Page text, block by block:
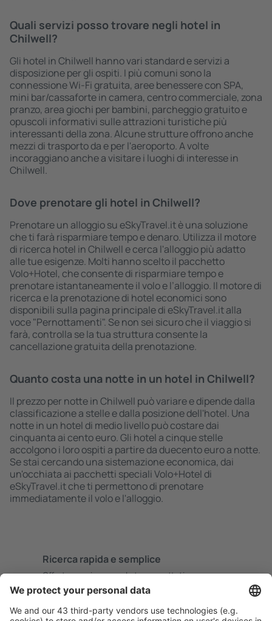
Quali servizi posso trovare negli hotel in
Chilwell?
Gli hotel in Chilwell hanno vari standard e servizi a
disposizione per gli ospiti. I più comuni sono la
connessione Wi-Fi gratuita, aree benessere con SPA,
mini bar/cassaforte in camera, centro commerciale, zona
pranzo, area giochi per bambini, parcheggio gratuito e
opuscoli informativi sulle attrazioni turistiche più
interessanti della zona. Alcune strutture offrono anche
mezzi di trasporto da e per l'aeroporto. A volte
incoraggiano anche a visitare i luoghi di interesse in
Chilwell.
Dove prenotare gli hotel in Chilwell?
Prenotare un alloggio su eSkyTravel.it è una soluzione
che ti farà risparmiare tempo e denaro. Utilizza il motore
di ricerca hotel in Chilwell e cerca l'alloggio più adatto
alle tue esigenze. Molti hanno scelto il pacchetto
Volo+Hotel, che consente di risparmiare tempo e
prenotare istantaneamente il volo e l’alloggio. Il motore di
ricerca e la prenotazione di hotel economici sono
disponibili sulla pagina principale di eSkyTravel.it alla
voce "Pernottamenti". Se non sei sicuro che il viaggio si
farà, controlla se la tua struttura consente la
cancellazione gratuita della prenotazione.
Quanto costa una notte in un hotel in Chilwell?
Il prezzo per notte in Chilwell può variare e dipende dalla
classificazione a stelle e dalla posizione dell'hotel. Una
notte in un hotel di medio livello può costare dai
cinquanta ai cento euro. Gli hotel a cinque stelle
accolgono i loro ospiti a partire da duecento euro a notte.
Se stai cercando una sistemazione economica, dai
un'occhiata ai pacchetti speciali Volo+Hotel di
eSkyTravel.it che ti permettono di prenotare
immediatamente il volo e l'alloggio.
Ricerca rapida e semplice
Offerta su misura per le tue aspettative.
Pianifica in sicurezza